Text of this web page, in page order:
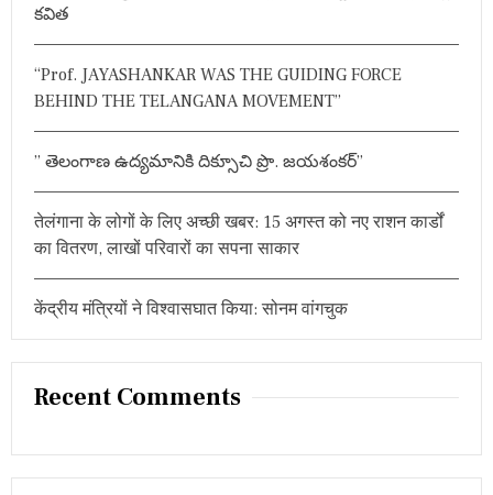
కవిత
“Prof. JAYASHANKAR WAS THE GUIDING FORCE
BEHIND THE TELANGANA MOVEMENT”
” తెలంగాణ ఉద్యమానికి దిక్సూచి ప్రొ. జయశంకర్”
तेलंगाना के लोगों के लिए अच्छी खबर: 15 अगस्त को नए राशन कार्डों
का वितरण, लाखों परिवारों का सपना साकार
केंद्रीय मंत्रियों ने विश्वासघात किया: सोनम वांगचुक
Recent Comments